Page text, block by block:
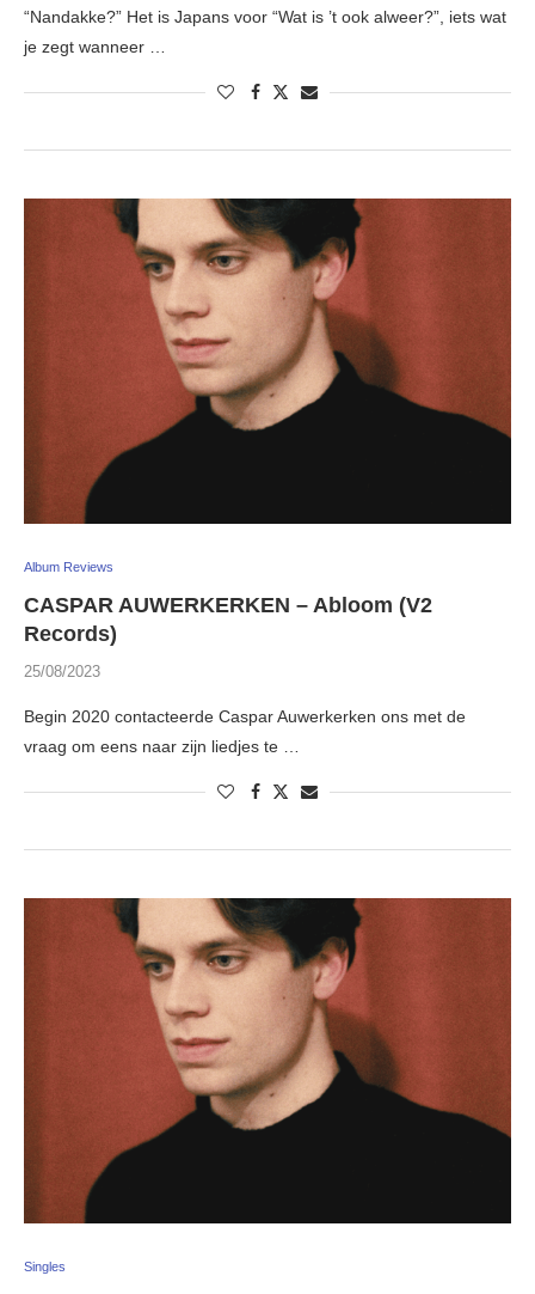
“Nandakke?” Het is Japans voor “Wat is ’t ook alweer?”, iets wat
je zegt wanneer …
Album Reviews
CASPAR AUWERKERKEN – Abloom (V2
Records)
25/08/2023
Begin 2020 contacteerde Caspar Auwerkerken ons met de
vraag om eens naar zijn liedjes te …
Singles